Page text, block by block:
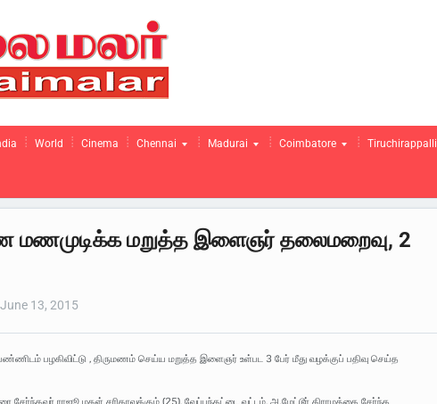
World Cinema Chennai Madurai Coimbatore Tiruchirappalli
மணமுடிக்க மறுத்த இளைஞர் தலைமறைவு, 2
June 13, 2015
பழகிவிட்டு , திருமணம் செய்ய மறுத்த இளைஞர் உள்பட 3 பேர் மீது வழக்குப் பதிவு செய்த
சேர்ந்தவர் ராஜூ மகள் சரிதாவுக்கும் (25), வேப்பந்தட்டை வட்டம், அ.மேட்டூர் கிராமத்தை சேர்ந்த